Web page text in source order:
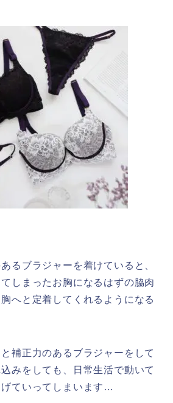
るブラジャーを着けていると、
しまったお胸になるはずの脇肉
へと定着してくれるようになる
補正力のあるブラジャーをして
みをしても、日常生活で動いて
ていってしまいます…